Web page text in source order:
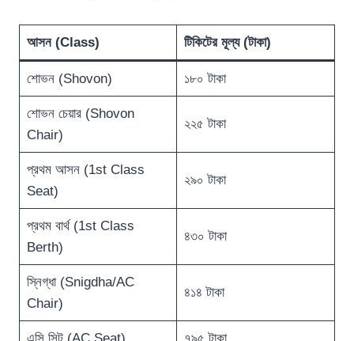
আসন (Class) টিকিটের মূল্য (টাকা)
শোভন (Shovon) ১৮০ টাকা
শোভন চেয়ার (Shovon
Chair)
২২৫ টাকা
প্রথম আসন (1st Class
Seat)
২৯০ টাকা
প্রথম বার্থ (1st Class
Berth)
৪৩০ টাকা
স্নিগ্ধা (Snigdha/AC
Chair)
৪১৪ টাকা